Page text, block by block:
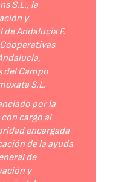
S.L., la
y
Andalucía F.
Cooperativas
Campo
S.L.
por la
cargo al
encargada
de la ayuda
de
y